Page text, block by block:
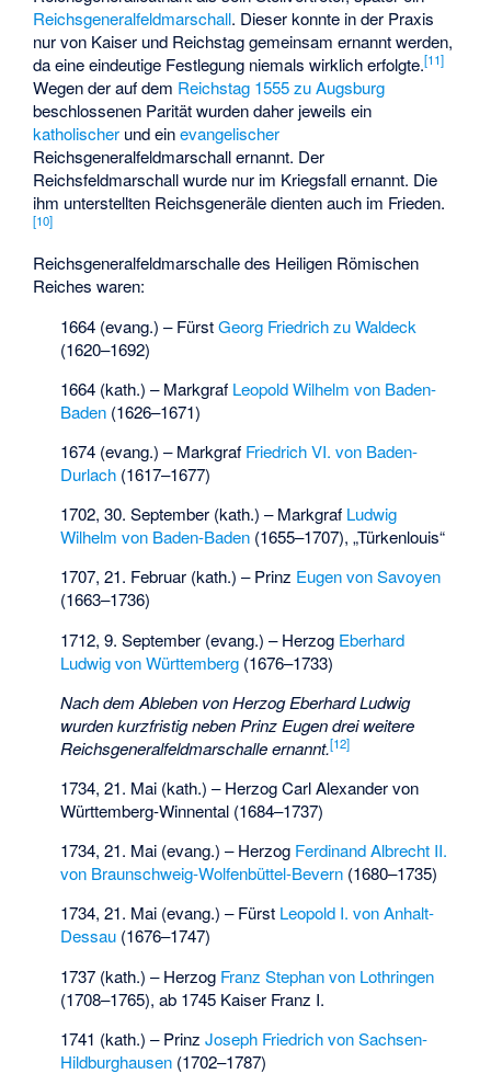
Reichsgeneralfeldmarschall. Dieser konnte in der Praxis
nur von Kaiser und Reichstag gemeinsam ernannt werden,
da eine eindeutige Festlegung niemals wirklich erfolgte.[11]
Wegen der auf dem Reichstag 1555 zu Augsburg
beschlossenen Parität wurden daher jeweils ein
katholischer und einevangelischer
Reichsgeneralfeldmarschall ernannt. Der
Reichsfeldmarschall wurde nur im Kriegsfall ernannt. Die
ihm unterstellten Reichsgeneräle dienten auch im Frieden.
[10]
Reichsgeneralfeldmarschalle des Heiligen Römischen
Reiches waren:
1664 (evang.) – FürstGeorg Friedrich zu Waldeck
(1620–1692)
1664 (kath.) – Markgraf Leopold Wilhelm von Baden-
Baden(1626–1671)
1674 (evang.) – Markgraf Friedrich VI. von Baden-
Durlach(1617–1677)
1702, 30. September (kath.) – Markgraf Ludwig
Wilhelm von Baden-Baden(1655–1707), „Türkenlouis“
1707, 21. Februar (kath.) – Prinz Eugen von Savoyen
(1663–1736)
1712, 9. September (evang.) – Herzog Eberhard
Ludwig von Württemberg(1676–1733)
Nach dem Ableben von Herzog Eberhard Ludwig
wurden kurzfristig neben Prinz Eugen drei weitere
Reichsgeneralfeldmarschalle ernannt.[12]
1734, 21. Mai (kath.) – HerzogCarl Alexander von
Württemberg-Winnental(1684–1737)
1734, 21. Mai (evang.) – Herzog Ferdinand Albrecht II.
von Braunschweig-Wolfenbüttel-Bevern(1680–1735)
1734, 21. Mai (evang.) – Fürst Leopold I. von Anhalt-
Dessau(1676–1747)
1737 (kath.) – Herzog Franz Stephan von Lothringen
(1708–1765), ab 1745 Kaiser Franz I.
1741 (kath.) – Prinz Joseph Friedrich von Sachsen-
Hildburghausen(1702–1787)